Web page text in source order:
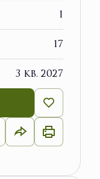
1
17
3 кв. 2027